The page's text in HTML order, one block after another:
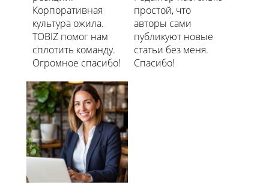
Корпоративная
культура ожила.
TOBIZ помог нам
сплотить команду.
Огромное спасибо!
простой, что
авторы сами
публикуют новые
статьи без меня.
Спасибо!